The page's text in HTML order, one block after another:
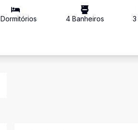
Dormitórios 4Banheiros 3